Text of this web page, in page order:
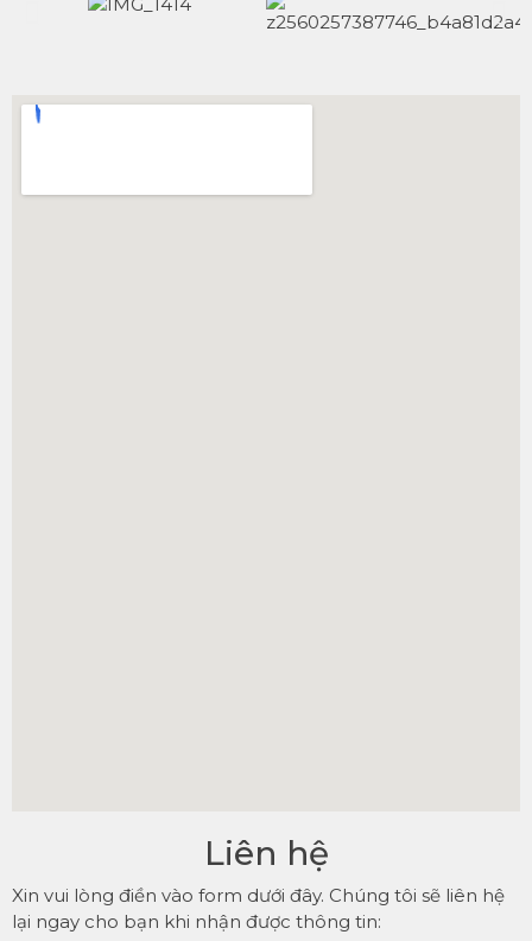
Liên hệ
Xin vui lòng điền vào form dưới đây. Chúng tôi sẽ liên hệ
lại ngay cho bạn khi nhận được thông tin: